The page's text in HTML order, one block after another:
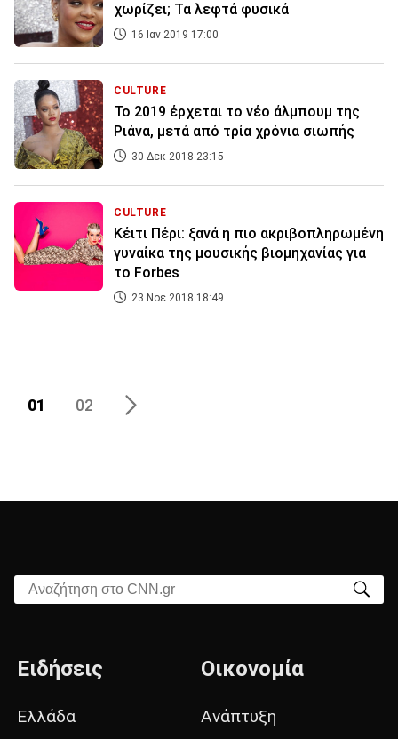
χωρίζει; Τα λεφτά φυσικά
16 Ιαν 2019 17:00
CULTURE
Το 2019 έρχεται το νέο άλμπουμ της
Ριάνα, μετά από τρία χρόνια σιωπής
30 Δεκ 2018 23:15
CULTURE
Κέιτι Πέρι: ξανά η πιο ακριβοπληρωμένη
γυναίκα της μουσικής βιομηχανίας για
το Forbes
23 Νοε 2018 18:49
01 02
Αναζήτηση στο CNN.gr
Ειδήσεις
Ελλάδα
Οικονομία
Ανάπτυξη